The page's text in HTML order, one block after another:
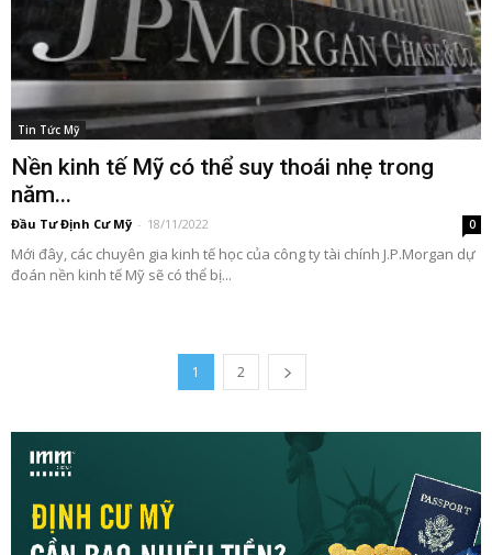
Tin Tức Mỹ
Nền kinh tế Mỹ có thể suy thoái nhẹ trong
năm...
Đầu Tư Định Cư Mỹ - 18/11/2022 0
Mới đây, các chuyên gia kinh tế học của công ty tài chính J.P.Morgan dự
đoán nền kinh tế Mỹ sẽ có thể bị...
1 2